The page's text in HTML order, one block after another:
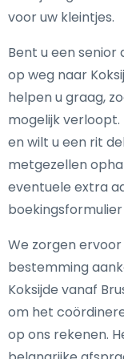
voor uw kleintjes.
Bent u een
op weg naar
helpen u graag,
mogelijk
en wilt u een rit
metgezellen
eventuele extra
We zorgen
bestemming
Koksijde vanaf
om het
op ons rekenen.